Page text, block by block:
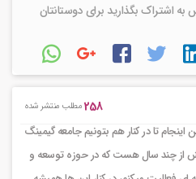
اشتراک بگذارید برای دوستانتان
258مطلب منتشر شده
تا در کنار هم بتونیم جامعه گیمینگ
از چند سال هست که در حوزه توسعه و